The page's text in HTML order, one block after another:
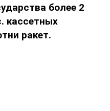
более 2
кассетных
ракет.